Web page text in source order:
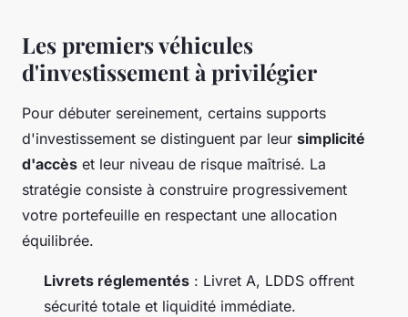
Les premiers véhicules
d'investissement à privilégier
Pour débuter sereinement, certains supports
d'investissement se distinguent par leur simplicité
d'accès et leur niveau de risque maîtrisé. La
stratégie consiste à construire progressivement
votre portefeuille en respectant une allocation
équilibrée.
Livrets réglementés : Livret A, LDDS offrent
sécurité totale et liquidité immédiate.